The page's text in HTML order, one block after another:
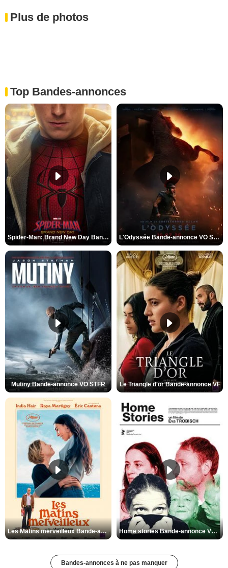
Plus de photos
Top Bandes-annonces
Spider-Man: Brand New Day Bande-annonce VO STFR L'Odyssée Bande-annonce VO STFR
Mutiny Bande-annonce VO STFR Le Triangle d'or Bande-annonce VF
Les Matins merveilleux Bande-annonce VF Home stories Bande-annonce VO STFR
Bandes-annonces à ne pas manquer